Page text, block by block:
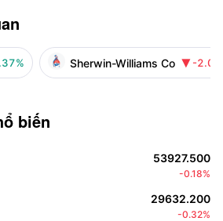
Sherwin-Williams Co  -
biến
53927.500
-0.18%
29632.200
-0.32%